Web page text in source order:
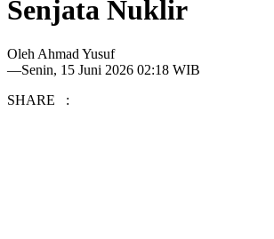
Senjata Nuklir
Oleh Ahmad Yusuf
—Senin, 15 Juni 2026 02:18 WIB
SHARE :